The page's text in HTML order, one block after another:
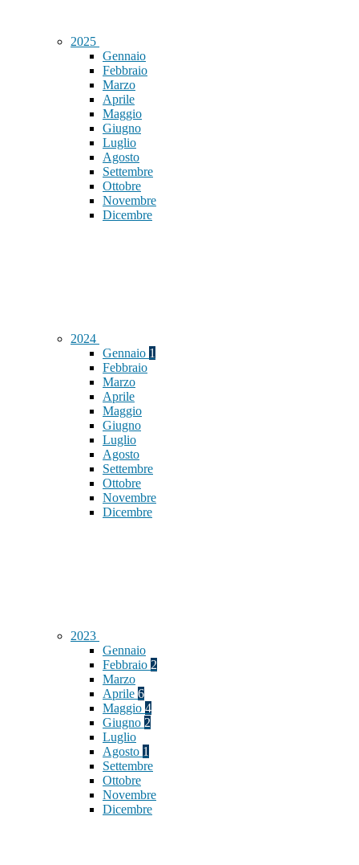
2025
Gennaio
Febbraio
Marzo
Aprile
Maggio
Giugno
Luglio
Agosto
Settembre
Ottobre
Novembre
Dicembre
2024
Gennaio 1
Febbraio
Marzo
Aprile
Maggio
Giugno
Luglio
Agosto
Settembre
Ottobre
Novembre
Dicembre
2023
Gennaio
Febbraio 2
Marzo
Aprile 6
Maggio 4
Giugno 2
Luglio
Agosto 1
Settembre
Ottobre
Novembre
Dicembre